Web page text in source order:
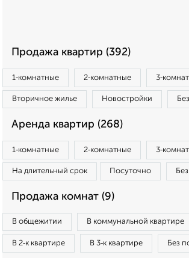
Продажа квартир (392)
1‑комнатные 2‑комнатные
Вторичное жилье Новостройки
Аренда квартир (268)
1‑комнатные 2‑комнатные
На длительный срок Посуточно
Продажа комнат (9)
В общежитии В коммунальной квартире
В 2‑к квартире В 3‑к квартире Без